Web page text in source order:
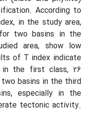
According to
in the study area,
two basins in the
area, show low
of T index indicate
the first class, 26
basins in the third
especially in the
tectonic activity.